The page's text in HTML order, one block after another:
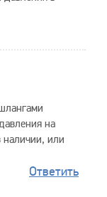
на
наличии, или
Ответить